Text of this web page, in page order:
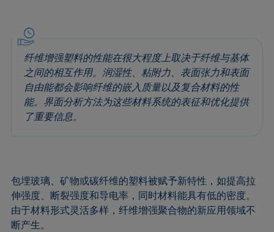
纤维增强塑料的性能在很大程度上取决于纤维与基体
之间的相互作用。润湿性、粘附力、表面张力和表面
自由能都会影响纤维的嵌入质量以及复合材料的性
能。界面分析方法为这些材料系统的表征和优化提供
了重要信息。
包埋玻璃、矿物或碳纤维的塑料被赋予新特性，如提高拉
伸强度、断裂强度和导电率，同时材料能具有低的密度。
由于材料形式灵活多样，纤维增强聚合物的新应用领域不
断产生。